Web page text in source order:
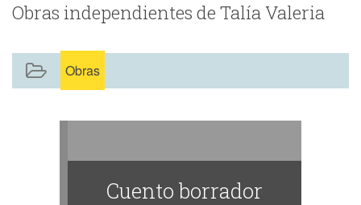
Obras independientes de Talía Valeria
Obras
Cuento borrador